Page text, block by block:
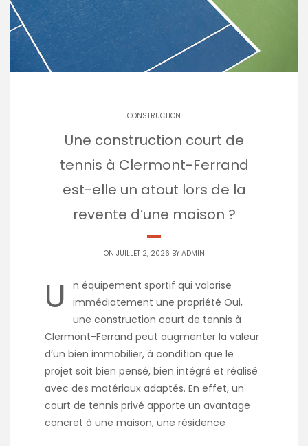
CONSTRUCTION
Une construction court de
tennis à Clermont-Ferrand
est-elle un atout lors de la
revente d’une maison ?
ON JUILLET 2, 2026 BY ADMIN
U
n équipement sportif qui valorise
immédiatement une propriété Oui,
une construction court de tennis à
Clermont-Ferrand peut augmenter la valeur
d’un bien immobilier, à condition que le
projet soit bien pensé, bien intégré et réalisé
avec des matériaux adaptés. En effet, un
court de tennis privé apporte un avantage
concret à une maison, une résidence